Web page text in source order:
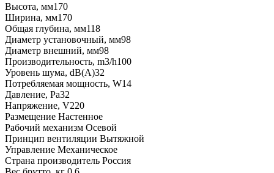
Высота, мм170
Ширина, мм170
Общая глубина, мм118
Диаметр установочный, мм98
Диаметр внешний, мм98
Производительность, m3/h100
Уровень шума, dB(A)32
Потребляемая мощность, W14
Давление, Pa32
Напряжение, V220
Размещение Настенное
Рабочий механизм Осевой
Принцип вентиляции Вытяжной
Управление Механическое
Страна производитель Россия